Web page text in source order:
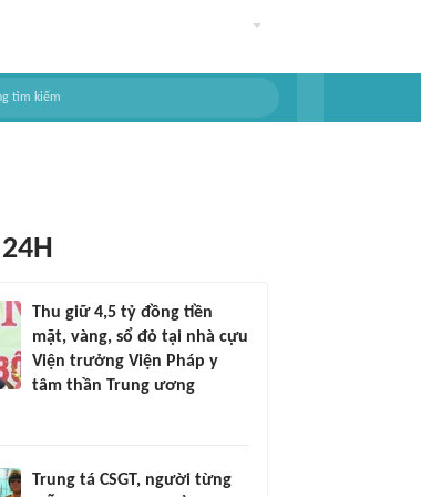
Thu giữ 4,5 tỷ đồng tiền
mặt, vàng, sổ đỏ tại nhà cựu
Viện trưởng Viện Pháp y
tâm thần Trung ương
Trung tá CSGT, người từng